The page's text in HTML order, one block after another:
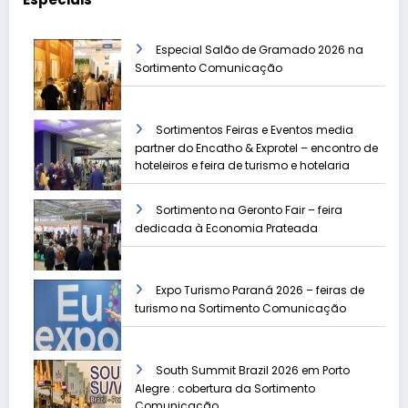
Especial Salão de Gramado 2026 na
Sortimento Comunicação
Sortimentos Feiras e Eventos media
partner do Encatho & Exprotel – encontro de
hoteleiros e feira de turismo e hotelaria
Sortimento na Geronto Fair – feira
dedicada à Economia Prateada
Expo Turismo Paraná 2026 – feiras de
turismo na Sortimento Comunicação
South Summit Brazil 2026 em Porto
Alegre : cobertura da Sortimento